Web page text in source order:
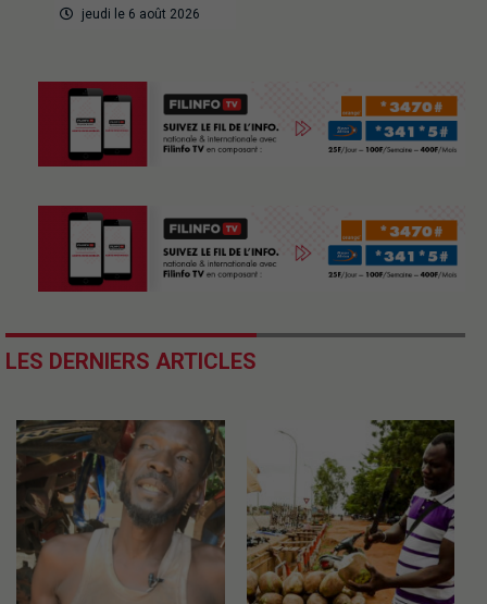
jeudi le 6 août 2026
LES DERNIERS ARTICLES